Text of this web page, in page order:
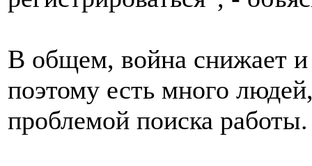
В общем, война снижает и
поэтому есть много
проблемой поиска работы.